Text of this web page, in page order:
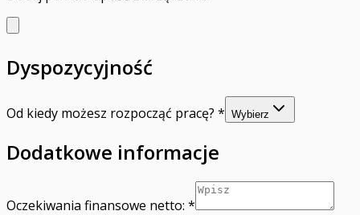
Dyspozycyjność
Od kiedy możesz rozpocząć pracę? * Wybierz
Dodatkowe informacje
Oczekiwania finansowe netto: *